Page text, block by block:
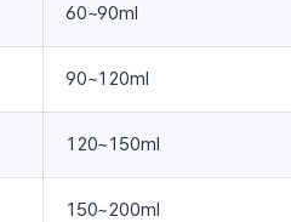
60~90ml
90~120ml
120~150ml
150~200ml